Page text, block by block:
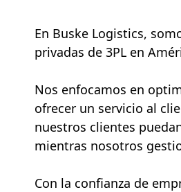
En Buske Logistics,
privadas de 3PL en
Nos enfocamos en
ofrecer un servicio al
nuestros clientes
mientras nosotros
Con la confianza de